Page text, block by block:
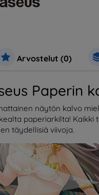
Arvostelut (0)
Paperin
näytön kalvo
paperiarkilta!
täydellisiä viivoja.